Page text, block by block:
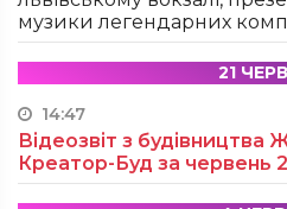
музики легендарних
21
14:47
Відеозвіт з будівництва
Креатор-Буд за червень